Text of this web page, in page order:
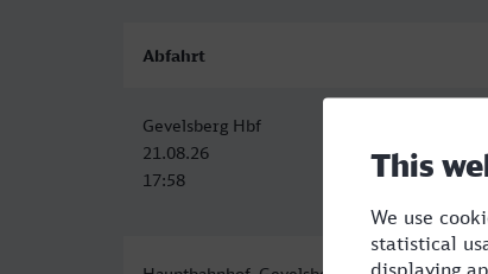
Abfahrt
Gevelsberg Hbf
21.08.26
17:58